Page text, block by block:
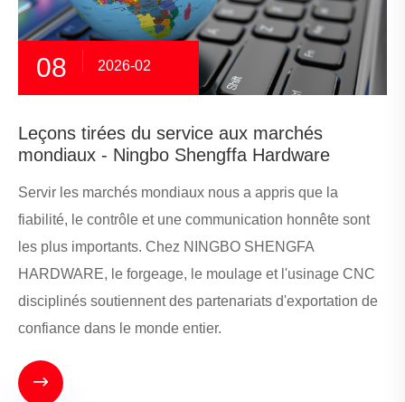
08 2026-02
Leçons tirées du service aux marchés
mondiaux - Ningbo Shengffa Hardware
Servir les marchés mondiaux nous a appris que la
fiabilité, le contrôle et une communication honnête sont
les plus importants. Chez NINGBO SHENGFA
HARDWARE, le forgeage, le moulage et l'usinage CNC
disciplinés soutiennent des partenariats d'exportation de
confiance dans le monde entier.
